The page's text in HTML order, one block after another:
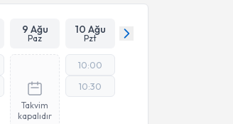
9 Ağu
Paz
10 Ağu
Pzt
Takvim
kapalıdır
10:00
10:30